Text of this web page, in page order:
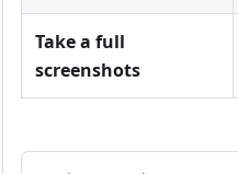
Take a full
screenshots